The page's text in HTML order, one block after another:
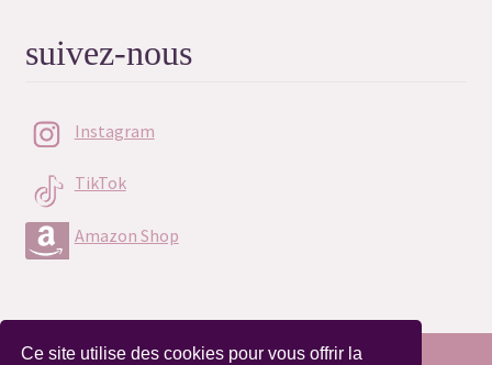
suivez-nous
Instagram
TikTok
Amazon Shop
Ce site utilise des cookies pour vous offrir la